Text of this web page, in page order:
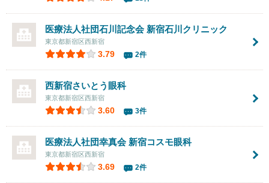
医療法人社団石川記念会 新宿石川クリニック
東京都新宿区西新宿
3.79 2件
西新宿さいとう眼科
東京都新宿区西新宿
3.60 3件
医療法人社団幸真会 新宿コスモ眼科
東京都新宿区西新宿
3.69 2件